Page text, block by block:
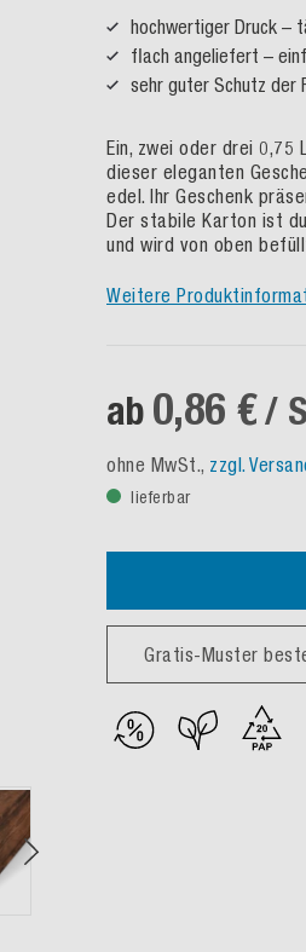
hochwertiger Druck –
flach angeliefert –
sehr guter Schutz der
Ein, zwei oder drei 0,75
dieser eleganten
edel. Ihr Geschenk
Der stabile Karton ist
und wird von oben
Weitere
ab 0,86 €/
ohne MwSt., zzgl.
lieferbar
Gratis-Muster